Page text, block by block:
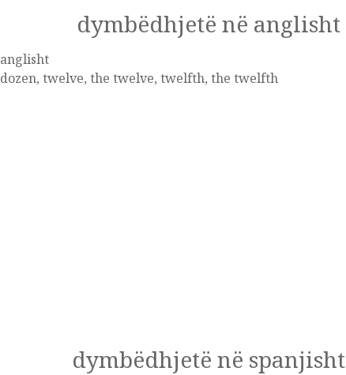
dymbëdhjetë në anglisht
anglisht
dozen, twelve, the twelve, twelfth, the twelfth
dymbëdhjetë në spanjisht